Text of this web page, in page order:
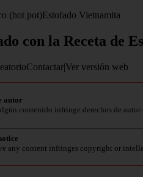
(hot pot)Estofado Vietnamita
con la Receta de
versión web
autor
contenido infringe derechos de
any content infringes copyright or